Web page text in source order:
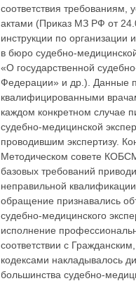
соответствия
актами (Приказ МЗ РФ от
инструкции по организации
в бюро судебно-
«О государственной
Федерации» и др.). Данные
квалифицированными
каждом конкретном случае
судебно-медицинской
проводившим экспертизу.
Методическом совете
базовых требований
неправильной
обращение признавались
судебно-медицинского
исполнение
соответствии с
кодексами накладывалось
большинства судебно-